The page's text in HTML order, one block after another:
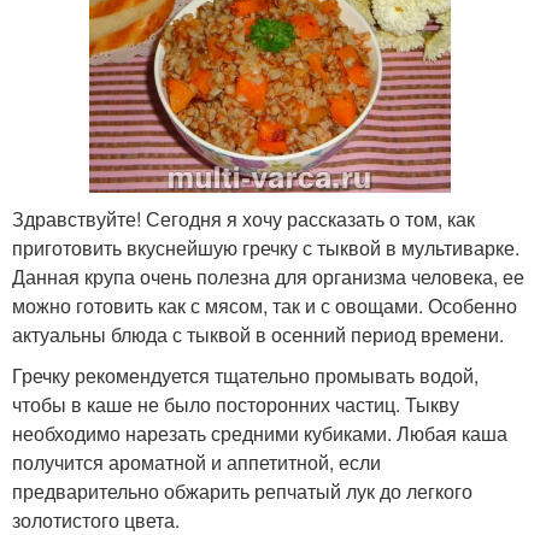
Здравствуйте! Сегодня я хочу рассказать о том, как
приготовить вкуснейшую гречку с тыквой в мультиварке.
Данная крупа очень полезна для организма человека, ее
можно готовить как с мясом, так и с овощами. Особенно
актуальны блюда с тыквой в осенний период времени.
Гречку рекомендуется тщательно промывать водой,
чтобы в каше не было посторонних частиц. Тыкву
необходимо нарезать средними кубиками. Любая каша
получится ароматной и аппетитной, если
предварительно обжарить репчатый лук до легкого
золотистого цвета.